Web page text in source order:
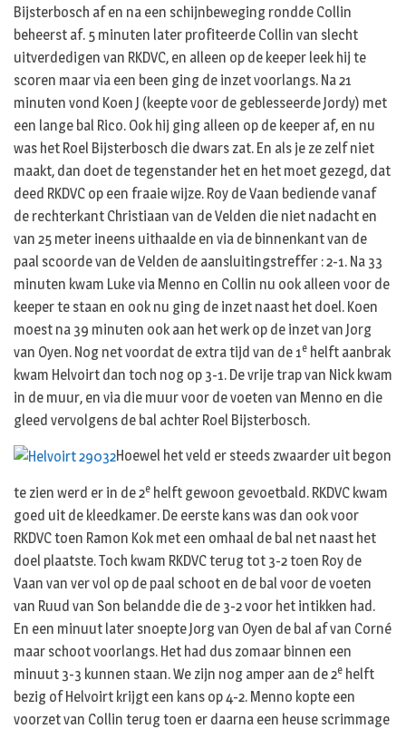
Bijsterbosch af en na een schijnbeweging rondde Collin
beheerst af. 5 minuten later profiteerde Collin van slecht
uitverdedigen van RKDVC, en alleen op de keeper leek hij te
scoren maar via een been ging de inzet voorlangs. Na 21
minuten vond Koen J (keepte voor de geblesseerde Jordy) met
een lange bal Rico. Ook hij ging alleen op de keeper af, en nu
was het Roel Bijsterbosch die dwars zat. En als je ze zelf niet
maakt, dan doet de tegenstander het en het moet gezegd, dat
deed RKDVC op een fraaie wijze. Roy de Vaan bediende vanaf
de rechterkant Christiaan van de Velden die niet nadacht en
van 25 meter ineens uithaalde en via de binnenkant van de
paal scoorde van de Velden de aansluitingstreffer : 2-1. Na 33
minuten kwam Luke via Menno en Collin nu ook alleen voor de
keeper te staan en ook nu ging de inzet naast het doel. Koen
moest na 39 minuten ook aan het werk op de inzet van Jorg
van Oyen. Nog net voordat de extra tijd van de 1e helft aanbrak
kwam Helvoirt dan toch nog op 3-1. De vrije trap van Nick kwam
in de muur, en via die muur voor de voeten van Menno en die
gleed vervolgens de bal achter Roel Bijsterbosch.
Hoewel het veld er steeds zwaarder uit begon
te zien werd er in de 2e helft gewoon gevoetbald. RKDVC kwam
goed uit de kleedkamer. De eerste kans was dan ook voor
RKDVC toen Ramon Kok met een omhaal de bal net naast het
doel plaatste. Toch kwam RKDVC terug tot 3-2 toen Roy de
Vaan van ver vol op de paal schoot en de bal voor de voeten
van Ruud van Son belandde die de 3-2 voor het intikken had.
En een minuut later snoepte Jorg van Oyen de bal af van Corné
maar schoot voorlangs. Het had dus zomaar binnen een
minuut 3-3 kunnen staan. We zijn nog amper aan de 2e helft
bezig of Helvoirt krijgt een kans op 4-2. Menno kopte een
voorzet van Collin terug toen er daarna een heuse scrimmage